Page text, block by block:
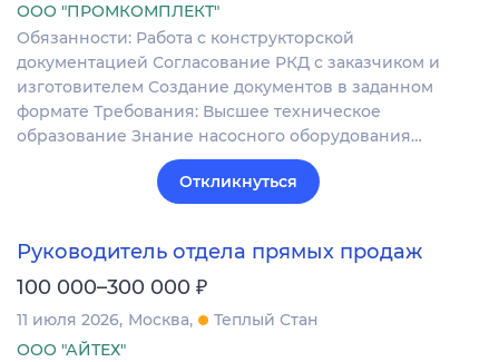
ООО "ПРОМКОМПЛЕКТ"
Обязанности: Работа с конструкторской
документацией Согласование РКД с заказчиком и
изготовителем Создание документов в заданном
формате Требования: Высшее техническое
образование Знание насосного оборудования…
Откликнуться
Руководитель отдела прямых продаж
100 000–300 000 ₽
11 июля 2026 Москва
Теплый Стан
ООО "АЙТЕХ"